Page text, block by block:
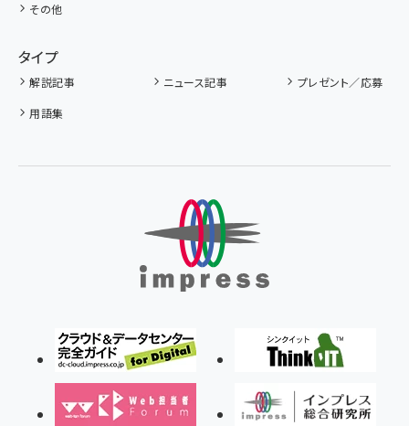
その他
タイプ
解説記事 ニュース記事
プレゼント／応募
用語集